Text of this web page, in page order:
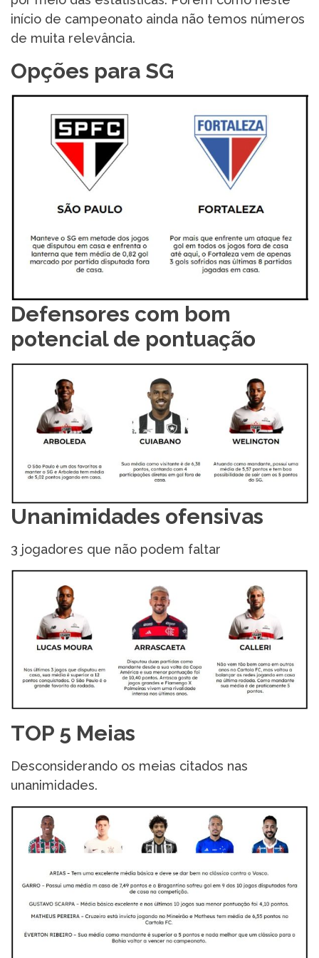
início de campeonato ainda não temos números
de muita relevância.
Opções para SG
Defensores com bom
potencial de pontuação
Unanimidades ofensivas
3 jogadores que não podem faltar
TOP 5 Meias
Desconsiderando os meias citados nas
unanimidades.